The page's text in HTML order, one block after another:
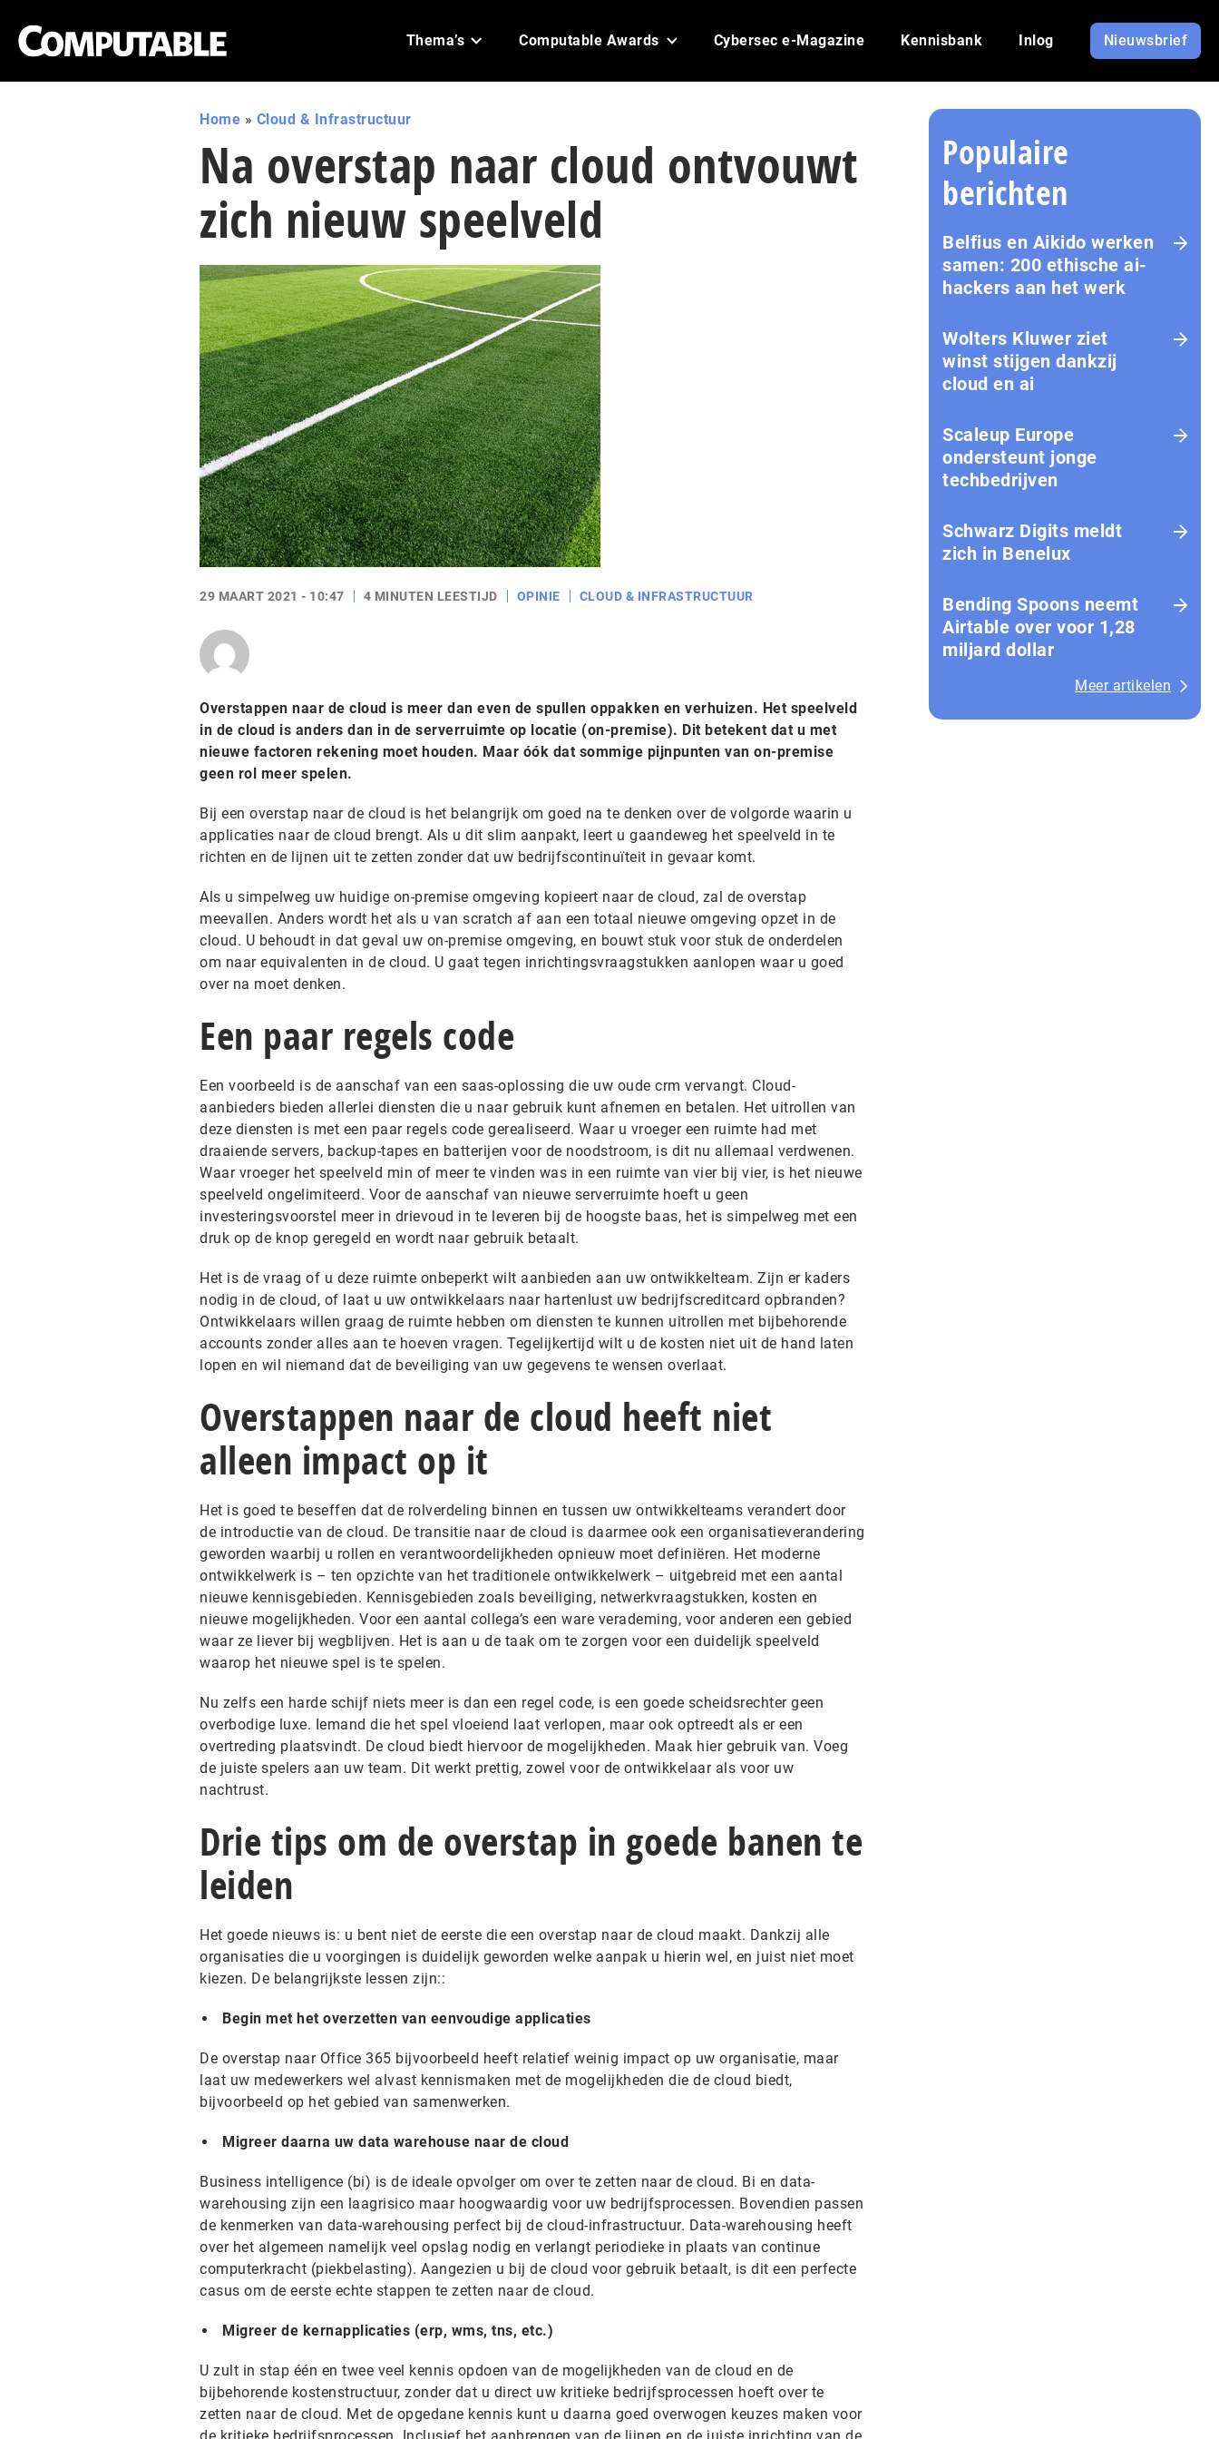
Thema’s Computable Awards Cybersec e-Magazine Kennisbank Inlog Nieuwsbrief
Home » Cloud & Infrastructuur
Na overstap naar cloud ontvouwt
zich nieuw speelveld
29 MAART 2021 - 10:47 4 MINUTEN LEESTIJD OPINIE CLOUD & INFRASTRUCTUUR
Overstappen naar de cloud is meer dan even de spullen oppakken en verhuizen. Het speelveld
in de cloud is anders dan in de serverruimte op locatie (on-premise). Dit betekent dat u met
nieuwe factoren rekening moet houden. Maar óók dat sommige pijnpunten van on-premise
geen rol meer spelen.
Bij een overstap naar de cloud is het belangrijk om goed na te denken over de volgorde waarin u
applicaties naar de cloud brengt. Als u dit slim aanpakt, leert u gaandeweg het speelveld in te
richten en de lijnen uit te zetten zonder dat uw bedrijfscontinuïteit in gevaar komt.
Als u simpelweg uw huidige on-premise omgeving kopieert naar de cloud, zal de overstap
meevallen. Anders wordt het als u van scratch af aan een totaal nieuwe omgeving opzet in de
cloud. U behoudt in dat geval uw on-premise omgeving, en bouwt stuk voor stuk de onderdelen
om naar equivalenten in de cloud. U gaat tegen inrichtingsvraagstukken aanlopen waar u goed
over na moet denken.
Een paar regels code
Een voorbeeld is de aanschaf van een saas-oplossing die uw oude crm vervangt. Cloud-
aanbieders bieden allerlei diensten die u naar gebruik kunt afnemen en betalen. Het uitrollen van
deze diensten is met een paar regels code gerealiseerd. Waar u vroeger een ruimte had met
draaiende servers, backup-tapes en batterijen voor de noodstroom, is dit nu allemaal verdwenen.
Waar vroeger het speelveld min of meer te vinden was in een ruimte van vier bij vier, is het nieuwe
speelveld ongelimiteerd. Voor de aanschaf van nieuwe serverruimte hoeft u geen
investeringsvoorstel meer in drievoud in te leveren bij de hoogste baas, het is simpelweg met een
druk op de knop geregeld en wordt naar gebruik betaalt.
Het is de vraag of u deze ruimte onbeperkt wilt aanbieden aan uw ontwikkelteam. Zijn er kaders
nodig in de cloud, of laat u uw ontwikkelaars naar hartenlust uw bedrijfscreditcard opbranden?
Ontwikkelaars willen graag de ruimte hebben om diensten te kunnen uitrollen met bijbehorende
accounts zonder alles aan te hoeven vragen. Tegelijkertijd wilt u de kosten niet uit de hand laten
lopen en wil niemand dat de beveiliging van uw gegevens te wensen overlaat.
Overstappen naar de cloud heeft niet
alleen impact op it
Het is goed te beseffen dat de rolverdeling binnen en tussen uw ontwikkelteams verandert door
de introductie van de cloud. De transitie naar de cloud is daarmee ook een organisatieverandering
geworden waarbij u rollen en verantwoordelijkheden opnieuw moet definiëren. Het moderne
ontwikkelwerk is – ten opzichte van het traditionele ontwikkelwerk – uitgebreid met een aantal
nieuwe kennisgebieden. Kennisgebieden zoals beveiliging, netwerkvraagstukken, kosten en
nieuwe mogelijkheden. Voor een aantal collega’s een ware verademing, voor anderen een gebied
waar ze liever bij wegblijven. Het is aan u de taak om te zorgen voor een duidelijk speelveld
waarop het nieuwe spel is te spelen.
Nu zelfs een harde schijf niets meer is dan een regel code, is een goede scheidsrechter geen
overbodige luxe. Iemand die het spel vloeiend laat verlopen, maar ook optreedt als er een
overtreding plaatsvindt. De cloud biedt hiervoor de mogelijkheden. Maak hier gebruik van. Voeg
de juiste spelers aan uw team. Dit werkt prettig, zowel voor de ontwikkelaar als voor uw
nachtrust.
Drie tips om de overstap in goede banen te
leiden
Het goede nieuws is: u bent niet de eerste die een overstap naar de cloud maakt. Dankzij alle
organisaties die u voorgingen is duidelijk geworden welke aanpak u hierin wel, en juist niet moet
kiezen. De belangrijkste lessen zijn::
Begin met het overzetten van eenvoudige applicaties
De overstap naar Office 365 bijvoorbeeld heeft relatief weinig impact op uw organisatie, maar
laat uw medewerkers wel alvast kennismaken met de mogelijkheden die de cloud biedt,
bijvoorbeeld op het gebied van samenwerken.
Migreer daarna uw data warehouse naar de cloud
Business intelligence (bi) is de ideale opvolger om over te zetten naar de cloud. Bi en data-
warehousing zijn een laagrisico maar hoogwaardig voor uw bedrijfsprocessen. Bovendien passen
de kenmerken van data-warehousing perfect bij de cloud-infrastructuur. Data-warehousing heeft
over het algemeen namelijk veel opslag nodig en verlangt periodieke in plaats van continue
computerkracht (piekbelasting). Aangezien u bij de cloud voor gebruik betaalt, is dit een perfecte
casus om de eerste echte stappen te zetten naar de cloud.
Migreer de kernapplicaties (erp, wms, tns, etc.)
U zult in stap één en twee veel kennis opdoen van de mogelijkheden van de cloud en de
bijbehorende kostenstructuur, zonder dat u direct uw kritieke bedrijfsprocessen hoeft over te
zetten naar de cloud. Met de opgedane kennis kunt u daarna goed overwogen keuzes maken voor
Populaire
berichten
Belfius en Aikido werken
samen: 200 ethische ai-
hackers aan het werk
Wolters Kluwer ziet
winst stijgen dankzij
cloud en ai
Scaleup Europe
ondersteunt jonge
techbedrijven
Schwarz Digits meldt
zich in Benelux
Bending Spoons neemt
Airtable over voor 1,28
miljard dollar
Meer artikelen